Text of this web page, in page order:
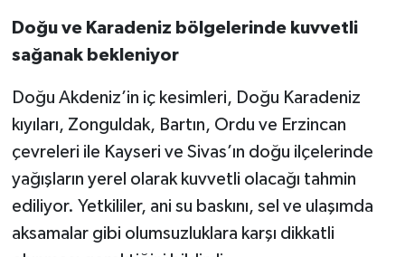
Doğu ve Karadeniz bölgelerinde kuvvetli
sağanak bekleniyor
Doğu Akdeniz’in iç kesimleri, Doğu Karadeniz
kıyıları, Zonguldak, Bartın, Ordu ve Erzincan
çevreleri ile Kayseri ve Sivas’ın doğu ilçelerinde
yağışların yerel olarak kuvvetli olacağı tahmin
ediliyor. Yetkililer, ani su baskını, sel ve ulaşımda
aksamalar gibi olumsuzluklara karşı dikkatli